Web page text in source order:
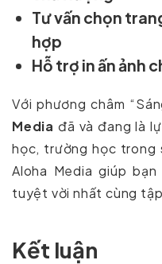
Tư vấn chọn
hợp
Hỗ trợ in ấn ảnh
Với phương châm
Media đã và đang là
học, trường học trong
Aloha Media giúp
tuyệt vời nhất cùng
Kết luận